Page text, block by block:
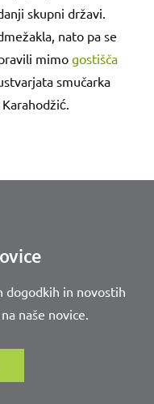
skupni državi.
nato pa se
mimo gostišča
smučarka
dogodkih in novostih
naše novice.